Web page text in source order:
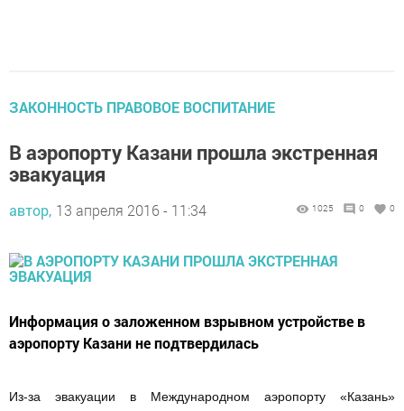
ЗАКОННОСТЬ ПРАВОВОЕ ВОСПИТАНИЕ
В аэропорту Казани прошла экстренная
эвакуация
автор, 13 апреля 2016 - 11:34 1025 0 0
Информация о заложенном взрывном устройстве в
аэропорту Казани не подтвердилась
Из-за эвакуации в Международном аэропорту «Казань»